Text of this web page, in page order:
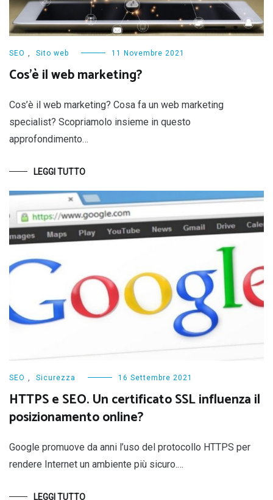
SEO Sito web 11 Novembre 2021
Cos’è il web marketing?
Cos’è il web marketing? Cosa fa un web marketing
specialist? Scopriamolo insieme in questo
approfondimento…
LEGGI TUTTO
SEO , Sicurezza 16 Settembre 2021
HTTPS e SEO. Un certificato SSL influenza il
posizionamento online?
Google promuove da anni l’uso del protocollo HTTPS per
rendere Internet un ambiente più sicuro.…
LEGGI TUTTO